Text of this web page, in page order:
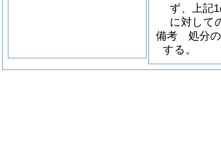
ず、上記
に対して
備考 処分の
する。